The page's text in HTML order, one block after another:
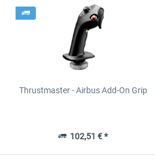
Thrustmaster - Airbus Add-On Grip
102,51 € *